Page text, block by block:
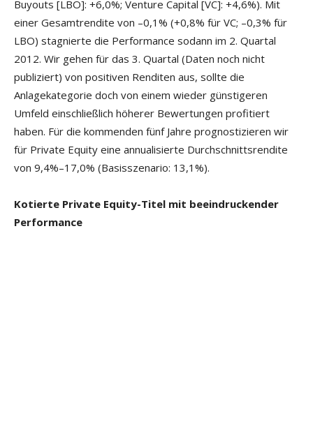
Buyouts [LBO]: +6,0%; Venture Capital [VC]: +4,6%). Mit
einer Gesamtrendite von –0,1% (+0,8% für VC; –0,3% für
LBO) stagnierte die Performance sodann im 2. Quartal
2012. Wir gehen für das 3. Quartal (Daten noch nicht
publiziert) von positiven Renditen aus, sollte die
Anlagekategorie doch von einem wieder günstigeren
Umfeld einschließlich höherer Bewertungen profitiert
haben. Für die kommenden fünf Jahre prognostizieren wir
für Private Equity eine annualisierte Durchschnittsrendite
von 9,4%–17,0% (Basisszenario: 13,1%).
Kotierte Private Equity-Titel mit beeindruckender
Performance